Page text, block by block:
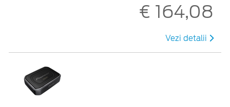
€ 164,08
Vezi detalii